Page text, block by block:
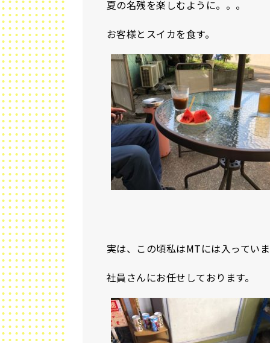
夏の名残を楽しむように。。。
お客様とスイカを食す。
実は、この頃私はMTには入ってい
社員さんにお任せしております。